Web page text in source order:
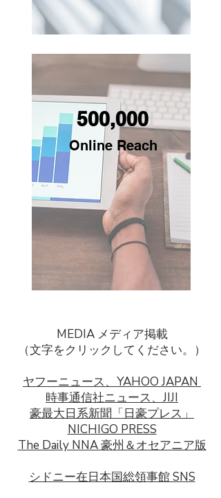
500,000
Online Reach
MEDIA メディア掲載
（文字をクリックしてください。）
ヤフーニュース、YAHOO JAPAN
時事通信社ニュース、JIJI
豪最大日系新聞「日豪プレス」
NICHIGO PRESS
The Daily NNA 豪州＆オセアニア版
シドニー在日本国総領事館 SNS